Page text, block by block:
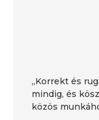
„Korrekt és
mindig, és
közös